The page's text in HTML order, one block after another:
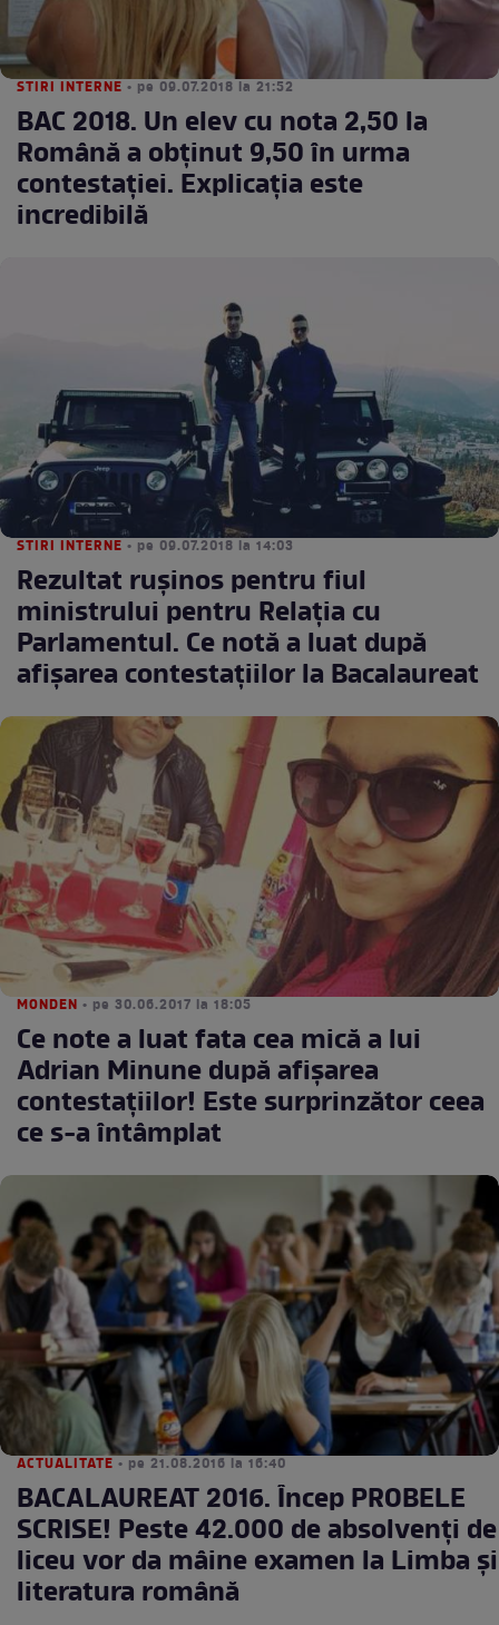
STIRI INTERNE • pe 09.07.2018 la 21:52
BAC 2018. Un elev cu nota 2,50 la
Română a obținut 9,50 în urma
contestației. Explicația este
incredibilă
STIRI INTERNE • pe 09.07.2018 la 14:03
Rezultat ruşinos pentru fiul
ministrului pentru Relaţia cu
Parlamentul. Ce notă a luat după
afişarea contestaţiilor la Bacalaureat
MONDEN • pe 30.06.2017 la 18:05
Ce note a luat fata cea mică a lui
Adrian Minune după afişarea
contestaţiilor! Este surprinzător ceea
ce s-a întâmplat
ACTUALITATE • pe 21.08.2016 la 16:40
BACALAUREAT 2016. Încep PROBELE
SCRISE! Peste 42.000 de absolvenți de
liceu vor da mâine examen la Limba și
literatura română